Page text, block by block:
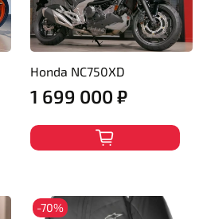
Honda NC750XD
1 699 000 ₽
-70%